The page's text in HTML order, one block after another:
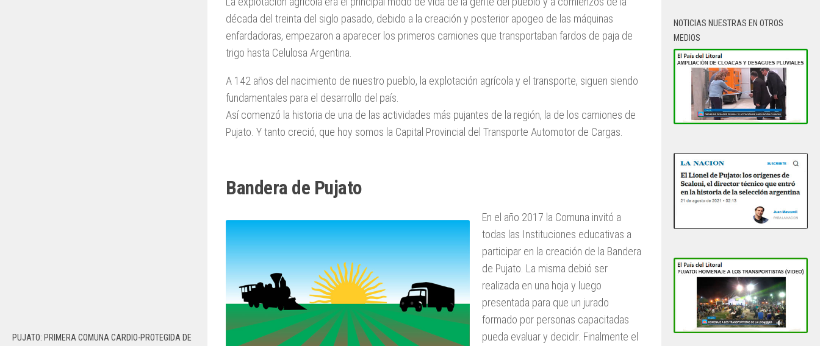
década del treinta del siglo pasado, debido a la creación y posterior apogeo de las máquinas
enfardadoras, empezaron a aparecer los primeros camiones que transportaban fardos de paja de
trigo hasta Celulosa Argentina.
A 142 años del nacimiento de nuestro pueblo, la explotación agrícola y el transporte, siguen siendo
fundamentales para el desarrollo del país.
Así comenzó la historia de una de las actividades más pujantes de la región, la de los camiones de
Pujato. Y tanto creció, que hoy somos la Capital Provincial del Transporte Automotor de Cargas.
Bandera de Pujato
En el año 2017 la Comuna invitó a
todas las Instituciones educativas a
participar en la creación de la Bandera
de Pujato. La misma debió ser
realizada en una hoja y luego
presentada para que un jurado
formado por personas capacitadas
pueda evaluar y decidir. Finalmente el
PUJATO: PRIMERA COMUNA CARDIO-PROTEGIDA DE
NOTICIAS NUESTRAS EN OTROS
MEDIOS